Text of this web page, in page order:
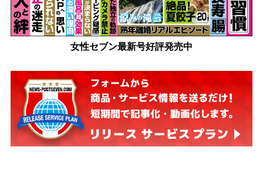
女性セブン最新号好評発売中